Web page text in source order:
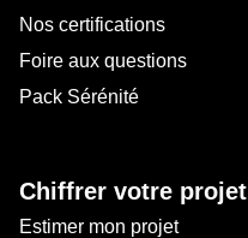
Nos certifications
Foire aux questions
Pack Sérénité
Chiffrer votre projet
Estimer mon projet